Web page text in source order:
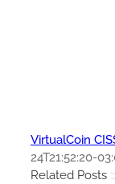
VirtualCoin
24T21:52:20-
Related Posts